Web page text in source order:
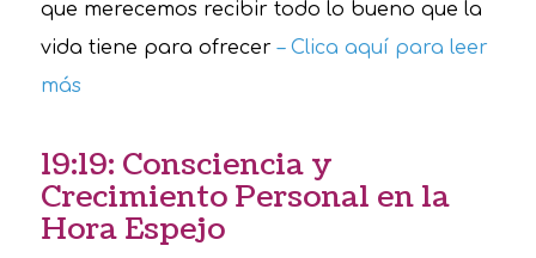
que merecemos recibir todo lo bueno que la
vida tiene para ofrecer– Clica aquí para leer
más
19:19: Consciencia y
Crecimiento Personal en la
Hora Espejo